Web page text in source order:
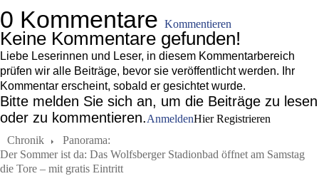
0 Kommentare Kommentieren
Keine Kommentare gefunden!
Liebe Leserinnen und Leser, in diesem Kommentarbereich
prüfen wir alle Beiträge, bevor sie veröffentlicht werden. Ihr
Kommentar erscheint, sobald er gesichtet wurde.
Bitte melden Sie sich an, um die Beiträge zu lesen
oder zu kommentieren.AnmeldenHier Registrieren
Chronik
Panorama:
Der Sommer ist da: Das Wolfsberger Stadionbad öffnet am Samstag
die Tore – mit gratis Eintritt